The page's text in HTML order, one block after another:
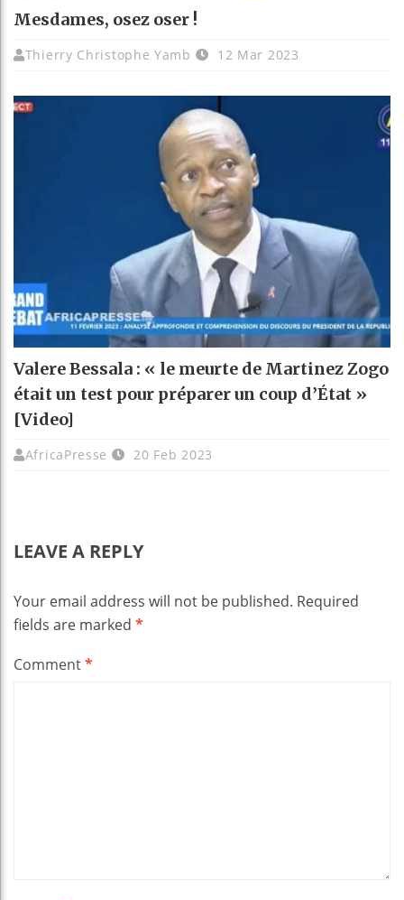
Mesdames, osez oser !
Thierry Christophe Yamb 12 Mar 2023
Valere Bessala : « le meurte de Martinez Zogo
était un test pour préparer un coup d’État »
[Video]
AfricaPresse 20 Feb 2023
LEAVE A REPLY
Your email address will not be published. Required
fields are marked *
Comment*